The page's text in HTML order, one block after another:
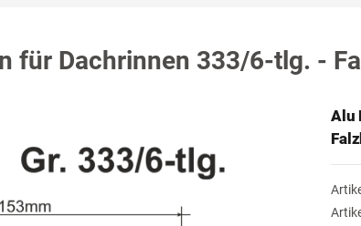
für Dachrinnen 333/6-tlg. -
Alu